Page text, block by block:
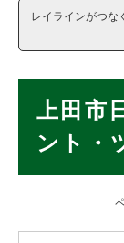
レイラインがつ
上田市
ント・